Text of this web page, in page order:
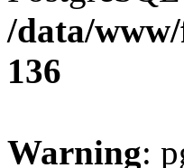
/data/
136
Warning: